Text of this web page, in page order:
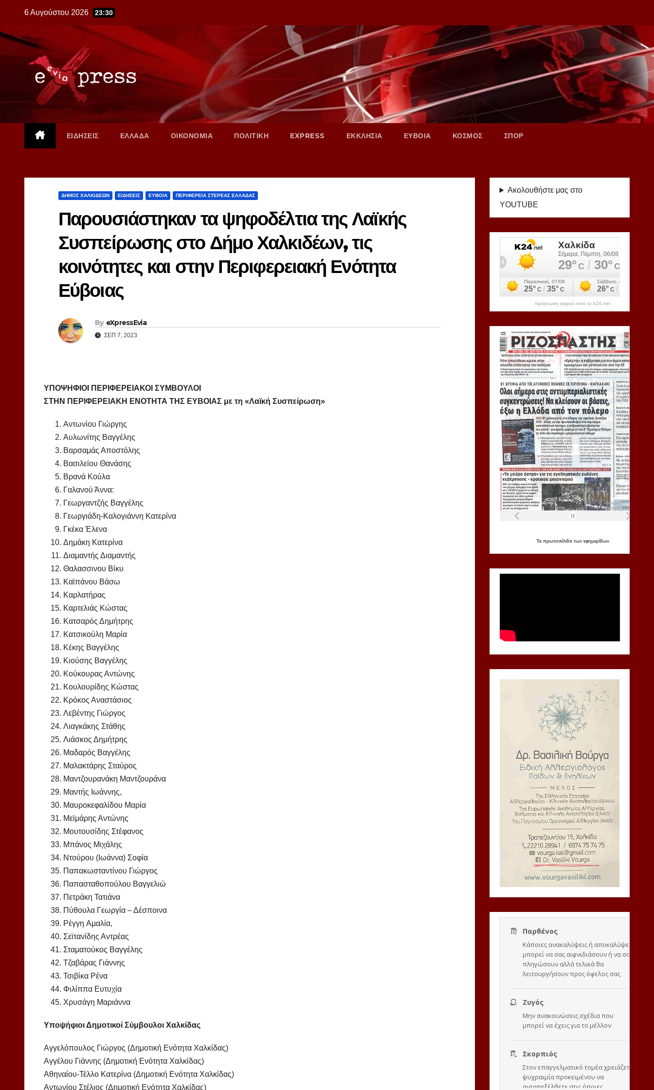
content
6 Αυγούστου 2026 23:30
ΕΙΔΗΣΕΙΣ ΕΛΛΑΔΑ ΟΙΚΟΝΟΜΙΑ ΠΟΛΙΤΙΚΗ EXPRESS ΕΚΚΛΗΣΙΑ ΕΥΒΟΙΑ ΚΟΣΜΟΣ ΣΠΟΡ
ΔΗΜΟΣ ΧΑΛΚΙΔΕΩΝ ΕΙΔΗΣΕΙΣ ΕΥΒΟΙΑ ΠΕΡΙΦΕΡΕΙΑ ΣΤΕΡΕΑΣ ΕΛΛΑΔΑΣ
Παρουσιάστηκαν τα ψηφοδέλτια της Λαϊκής
Συσπείρωσης στο Δήμο Χαλκιδέων, τις
κοινότητες και στην Περιφερειακή Ενότητα
Εύβοιας
By eXpressEvia
ΣΕΠ 7, 2023
ΥΠΟΨΗΦΙΟΙ ΠΕΡΙΦΕΡΕΙΑΚΟΙ ΣΥΜΒΟΥΛΟΙ
ΣΤΗΝ ΠΕΡΙΦΕΡΕΙΑΚΗ ΕΝΟΤΗΤΑ ΤΗΣ ΕΥΒΟΙΑΣ με τη «Λαϊκή Συσπείρωση»
Αντωνίου Γιώργης
Αυλωνίτης Βαγγέλης
Βαρσαμάς Αποστόλης
Βασιλείου Θανάσης
Βρανά Κούλα
Γαλανού Άννα:
Γεωργαντζής Βαγγέλης
Γεωργιάδη-Καλογιάννη Κατερίνα
Γκέκα Έλενα
Δημάκη Κατερίνα
Διαμαντής Διαμαντής
Θαλασσινου Βίκυ
Καϊπάνου Βάσω
Καρλατήρας
Καρτελιάς Κώστας
Κατσαρός Δημήτρης
Κατσικούλη Μαρία
Κέκης Βαγγέλης
Κιούσης Βαγγέλης
Κούκουρας Αντώνης
Κουλουρίδης Κώστας
Κρόκος Αναστάσιος
Λεβέντης Γιώργος
Λιαγκάκης Στάθης
Λιάσκος Δημήτρης
Μαδαρός Βαγγέλης
Μαλακτάρης Σταύρος
Μαντζουρανάκη Μαντζουράνα
Μαντής Ιωάννης,
Μαυροκεφαλίδου Μαρία
Μεϊμάρης Αντώνης
Μουτουσίδης Στέφανος
Μπάνος Μιχάλης
Ντούρου (Ιωάννα) Σοφία
Παπακωσταντίνου Γιώργος
Παπασταθοπούλου Βαγγελιώ
Πετράκη Τατιάνα
Πύθουλα Γεωργία – Δέσποινα
Ρέγγη Aμαλία,
Σεϊτανίδης Αντρέας
Σταματούκος Βαγγέλης
Τζαβάρας Γιάννης
Τσιβίκα Ρένα
Φιλίππα Ευτυχία
Χρυσάγη Μαριάννα
Υποψήφιοι Δημοτικοί Σύμβουλοι Χαλκίδας
Αγγελόπουλος Γιώργος (Δημοτική Ενότητα Χαλκίδας)
Αγγέλου Γιάννης (Δημοτική Ενότητα Χαλκίδας)
Αθηναίου-Τέλλο Κατερίνα (Δημοτική Ενότητα Χαλκίδας)
Αντωνίου Στέλιος (Δημοτική Ενότητα Χαλκίδας)
Ακολουθήστε μας στο
YOUTUBE
πρόγνωση καιρού από το k24.net
Τα πρωτοσέλιδα των εφημερίδων